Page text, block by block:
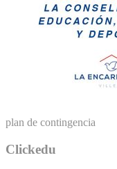
plan de contingencia
Clickedu